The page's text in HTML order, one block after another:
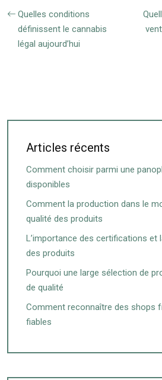
Quelles conditions
définissent le cannabis
légal aujourd’hui
Articles récents
Comment choisir parmi une
disponibles
Comment la production dans le
qualité des produits
L’importance des certifications et
des produits
Pourquoi une large sélection de
de qualité
Comment reconnaître des shops
fiables